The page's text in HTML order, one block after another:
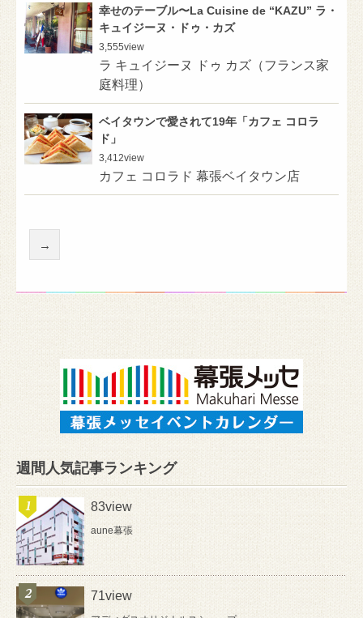
幸せのテーブル〜La Cuisine de “KAZU” ラ・
キュイジーヌ・ドゥ・カズ
3,555view
ラ キュイジーヌ ドゥ カズ（フランス家
庭料理）
ベイタウンで愛されて19年「カフェ コロラ
ド」
3,412view
カフェ コロラド 幕張ベイタウン店
→
週間人気記事ランキング
83view
aune幕張
71view